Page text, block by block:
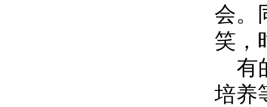
会。
笑，
有
培养